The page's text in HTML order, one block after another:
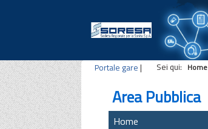
Portale gare | Sei qui: Home
Area Pubblica
Home